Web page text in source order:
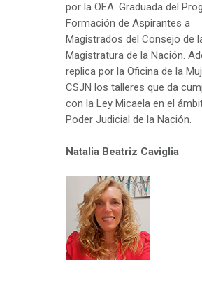
por la OEA. Graduada del
Formación de Aspirantes a
Magistrados del Consejo de
Magistratura de la Nación.
replica por la Oficina de la
CSJN los talleres que da
con la Ley Micaela en el
Poder Judicial de la Nación.
Natalia Beatriz Caviglia